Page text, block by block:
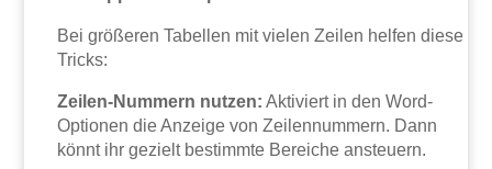
Bei größeren Tabellen mit vielen Zeilen helfen diese
Tricks:
Zeilen-Nummern nutzen: Aktiviert in den Word-
Optionen die Anzeige von Zeilennummern. Dann
könnt ihr gezielt bestimmte Bereiche ansteuern.